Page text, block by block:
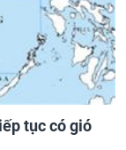
tục có gió